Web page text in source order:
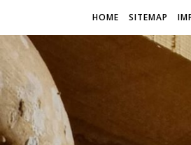
HOME SITEMAP